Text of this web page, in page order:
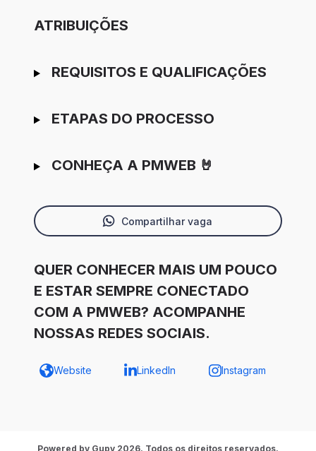
ATRIBUIÇÕES
REQUISITOS E QUALIFICAÇÕES
ETAPAS DO PROCESSO
CONHEÇA A PMWEB 🤘
Compartilhar vaga
QUER CONHECER MAIS UM POUCO
E ESTAR SEMPRE CONECTADO
COM A PMWEB? ACOMPANHE
NOSSAS REDES SOCIAIS.
Website LinkedIn Instagram
Powered by Gupy 2026. Todos os direitos reservados.